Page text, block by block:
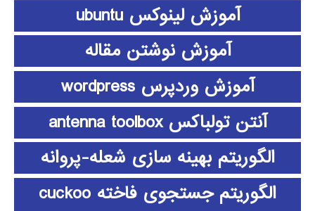
آموزش لینوکس ubuntu
آموزش نوشتن مقاله
آموزش وردپرس wordpress
آنتن تولباکس antenna toolbox
الگوریتم بهینه سازی شعله-پروانه
الگوریتم جستجوی فاخته cuckoo